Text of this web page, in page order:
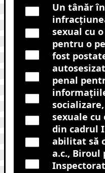
Un tânăr
sexual cu
pentru o
fost
penal
sexuale
din cadrul
abilitat să
a.c.,